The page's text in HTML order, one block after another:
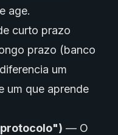
age.
curto prazo
prazo (banco
um
um que aprende
— O